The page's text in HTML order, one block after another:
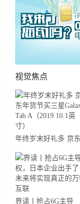
视觉焦点
年终岁末好礼多 京东
年货节买三星Galaxy
Tab A（2019 10.1英
寸）
界读丨抢占6G主导